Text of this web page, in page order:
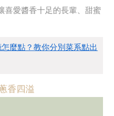
喜愛醬香十足的長輩、甜蜜
麼點？教你分別菜系點出
香四溢